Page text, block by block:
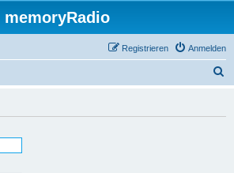
memoryRadio
Anmelden
Registrieren